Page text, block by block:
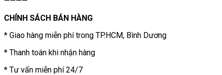
CHÍNH SÁCH BÁN HÀNG
* Giao hàng miễn phí trong TP.HCM, Bình Dương
* Thanh toán khi nhận hàng
* Tư vấn miễn phí 24/7